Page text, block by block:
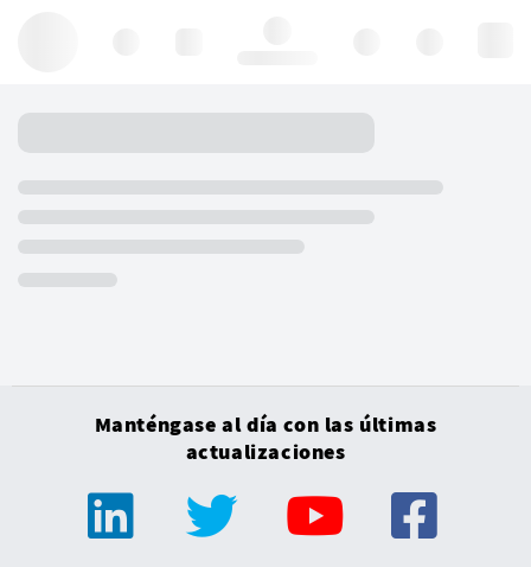
Manténgase al día con las últimas
actualizaciones